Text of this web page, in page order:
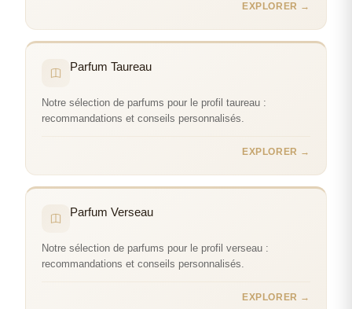
EXPLORER →
Parfum Taureau
Notre sélection de parfums pour le profil taureau :
recommandations et conseils personnalisés.
EXPLORER →
Parfum Verseau
Notre sélection de parfums pour le profil verseau :
recommandations et conseils personnalisés.
EXPLORER →